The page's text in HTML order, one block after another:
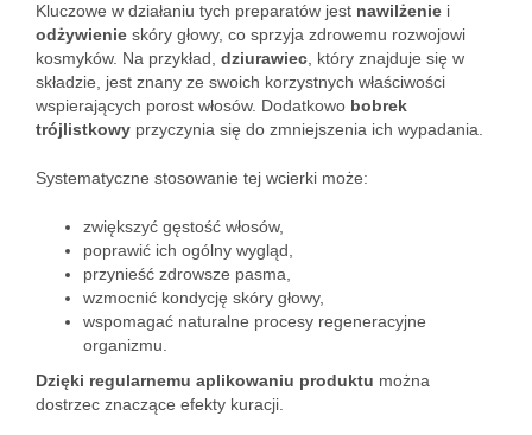
Kluczowe w działaniu tych preparatów jest nawilżenie i
odżywienie skóry głowy, co sprzyja zdrowemu rozwojowi
kosmyków. Na przykład, dziurawiec , który znajduje się w
składzie, jest znany ze swoich korzystnych właściwości
wspierających porost włosów. Dodatkowo bobrek
trójlistkowy przyczynia się do zmniejszenia ich wypadania.
Systematyczne stosowanie tej wcierki może:
zwiększyć gęstość włosów,
poprawić ich ogólny wygląd,
przynieść zdrowsze pasma,
wzmocnić kondycję skóry głowy,
wspomagać naturalne procesy regeneracyjne
organizmu.
Dzięki regularnemu aplikowaniu produktu można
dostrzec znaczące efekty kuracji.